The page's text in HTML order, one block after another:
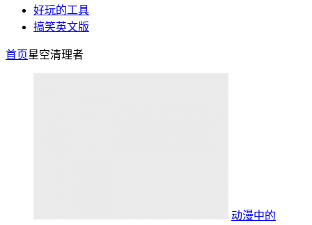
好玩的工具
搞笑英文版
首页星空清理者
动漫中的